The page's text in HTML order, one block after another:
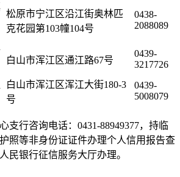
松原市宁江区沿江街奥林匹
克花园第103幢104号
0438-
2088089
白山市浑江区通江路67号
0439-
3217726
白山市浑江区浑江大街180-3
号
0439-
5008079
支行咨询电话：0431-88949377，持临
照等非身份证证件办理个人信用报告查
民银行征信服务大厅办理。